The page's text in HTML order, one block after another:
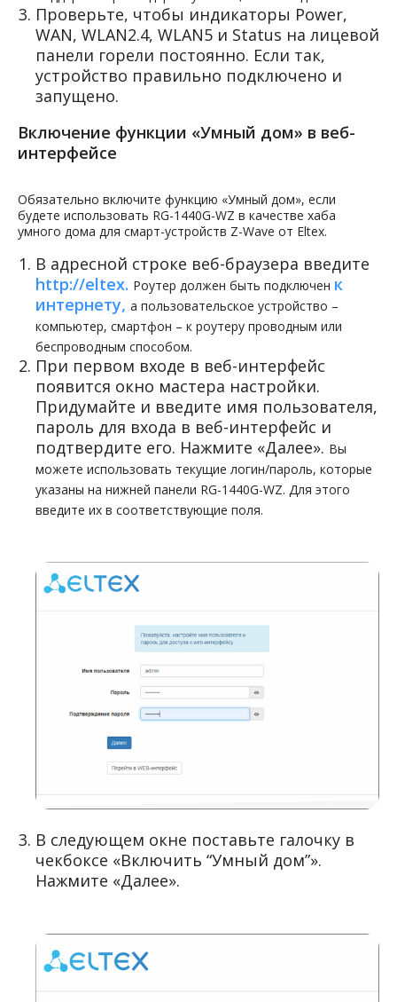
Проверьте, чтобы индикаторы Power,
WAN, WLAN2.4, WLAN5 и Status на лицевой
панели горели постоянно. Если так,
устройство правильно подключено и
запущено.
Включение функции «Умный дом» в веб-
интерфейсе
Обязательно включите функцию «Умный дом», если
будете использовать RG-1440G-WZ в качестве хаба
умного дома для смарт-устройств Z-Wave от Eltex.
В адресной строке веб-браузера введите
http://eltex. Роутер должен быть подключен к
интернету, а пользовательское устройство –
компьютер, смартфон – к роутеру проводным или
беспроводным способом.
При первом входе в веб-интерфейс
появится окно мастера настройки.
Придумайте и введите имя пользователя,
пароль для входа в веб-интерфейс и
подтвердите его. Нажмите «Далее». Вы
можете использовать текущие логин/пароль, которые
указаны на нижней панели RG-1440G-WZ. Для этого
введите их в соответствующие поля.
В следующем окне поставьте галочку в
чекбоксе «Включить “Умный дом”».
Нажмите «Далее».
А пока следите за нами
в социальных сетях